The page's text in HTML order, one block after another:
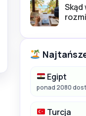
Egipt
ponad 2080
Turcja